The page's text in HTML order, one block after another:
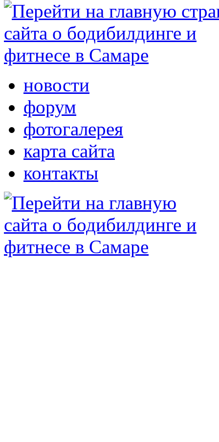
новости
форум
фотогалерея
карта сайта
контакты